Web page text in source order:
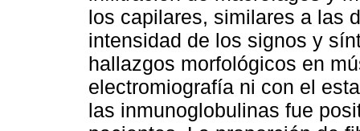
los capilares, similares a las
intensidad de los signos y
hallazgos morfológicos en
electromiografía ni con el
las inmunoglobulinas fue